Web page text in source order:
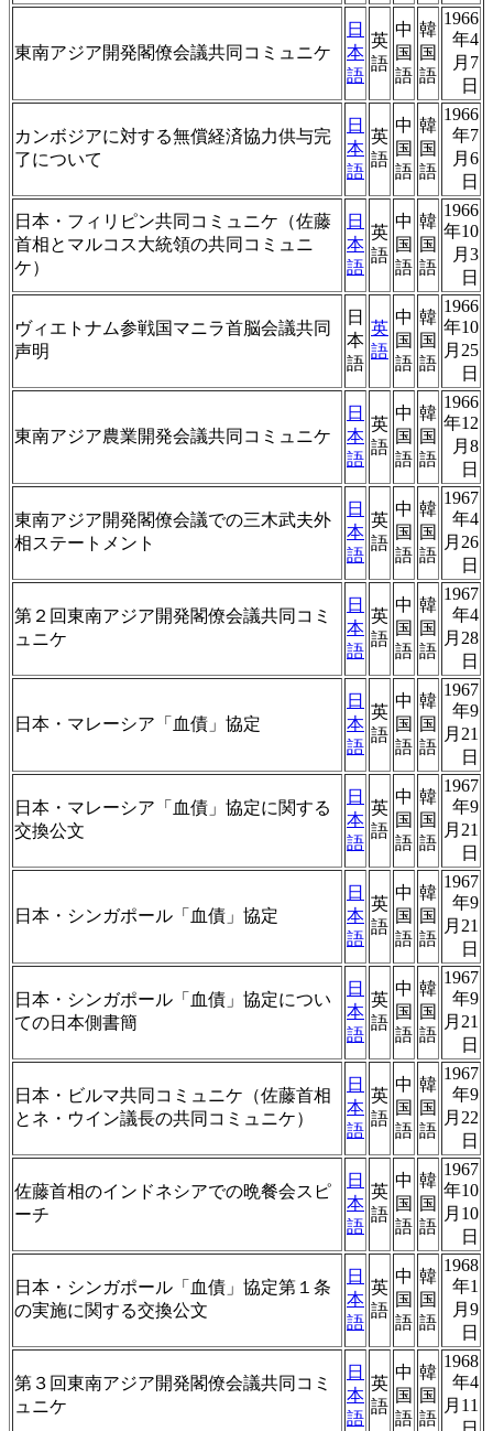
東南アジア開発閣僚会議共同コミュニケ
日
本
語
英
語
中
国
語
韓
国
語
1966
年4
月7
日
カンボジアに対する無償経済協力供与完
了について
日
本
語
英
語
中
国
語
韓
国
語
1966
年7
月6
日
日本・フィリピン共同コミュニケ（佐藤
首相とマルコス大統領の共同コミュニ
ケ）
日
本
語
英
語
中
国
語
韓
国
語
1966
年10
月3
日
ヴィエトナム参戦国マニラ首脳会議共同
声明
日
本
語
英
語
中
国
語
韓
国
語
1966
年10
月25
日
東南アジア農業開発会議共同コミュニケ
日
本
語
英
語
中
国
語
韓
国
語
1966
年12
月8
日
東南アジア開発閣僚会議での三木武夫外
相ステートメント
日
本
語
英
語
中
国
語
韓
国
語
1967
年4
月26
日
第２回東南アジア開発閣僚会議共同コミ
ュニケ
日
本
語
英
語
中
国
語
韓
国
語
1967
年4
月28
日
日本・マレーシア「血債」協定
日
本
語
英
語
中
国
語
韓
国
語
1967
年9
月21
日
日本・マレーシア「血債」協定に関する
交換公文
日
本
語
英
語
中
国
語
韓
国
語
1967
年9
月21
日
日本・シンガポール「血債」協定
日
本
語
英
語
中
国
語
韓
国
語
1967
年9
月21
日
日本・シンガポール「血債」協定につい
ての日本側書簡
日
本
語
英
語
中
国
語
韓
国
語
1967
年9
月21
日
日本・ビルマ共同コミュニケ（佐藤首相
とネ・ウイン議長の共同コミュニケ）
日
本
語
英
語
中
国
語
韓
国
語
1967
年9
月22
日
佐藤首相のインドネシアでの晩餐会スピ
ーチ
日
本
語
英
語
中
国
語
韓
国
語
1967
年10
月10
日
日本・シンガポール「血債」協定第１条
の実施に関する交換公文
日
本
語
英
語
中
国
語
韓
国
語
1968
年1
月9
日
第３回東南アジア開発閣僚会議共同コミ
ュニケ
日
本
語
英
語
中
国
語
韓
国
語
1968
年4
月11